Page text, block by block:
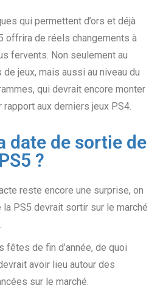
qui permettent d’ors et déjà
offrira de réels changements à
fervents. Non seulement au
jeux, mais aussi au niveau du
, qui devrait encore monter
aux derniers jeux PS4.
date de sortie de
?
reste encore une surprise, on
PS5 devrait sortir sur le marché
de fin d’année, de quoi
avoir lieu autour des
sur le marché.